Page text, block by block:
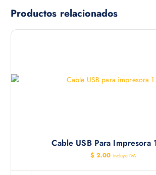
Productos relacionados
Cable USB Para Impresora
$ 2.00 Incluye IVA